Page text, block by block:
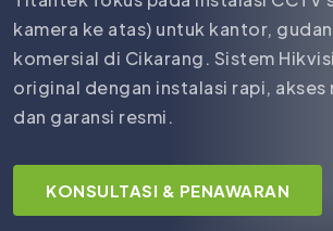
kamera ke atas) untuk kantor,
komersial di Cikarang. Sistem
original dengan instalasi rapi, akses
dan garansi resmi.
KONSULTASI & PENAWARAN